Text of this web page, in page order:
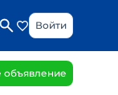
Войти
объявление